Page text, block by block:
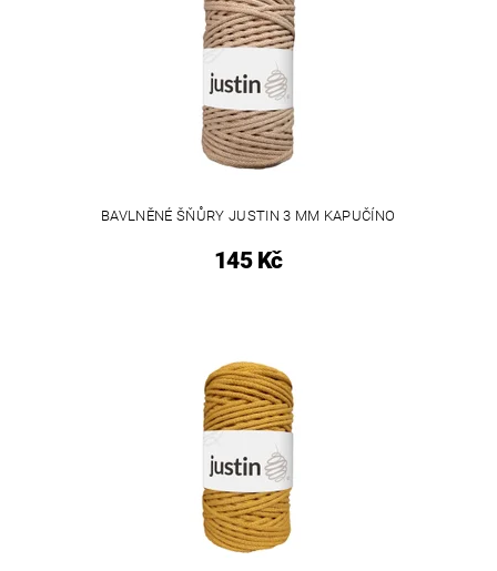
BAVLNĚNÉ ŠŇŮRY JUSTIN 3 MM KAPUČÍNO
145 Kč